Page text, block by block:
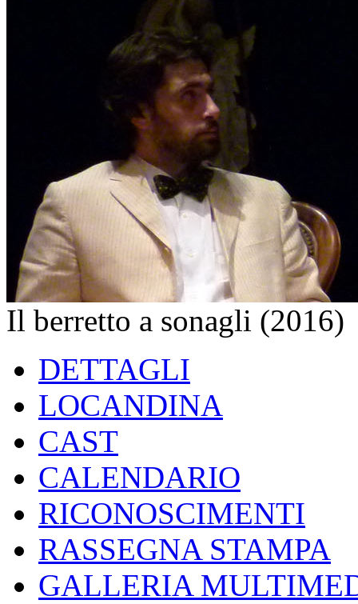
Il berretto a sonagli (2016)
DETTAGLI
LOCANDINA
CAST
CALENDARIO
RICONOSCIMENTI
RASSEGNA STAMPA
GALLERIA